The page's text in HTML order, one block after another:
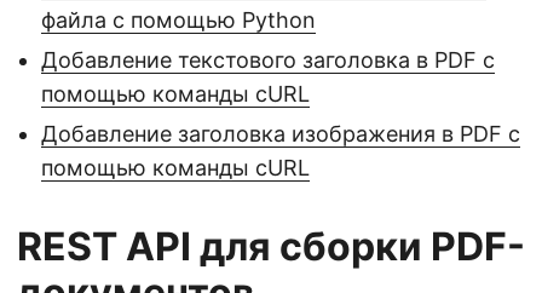
файла с помощью Python
Добавление текстового заголовка в PDF с
помощью команды cURL
Добавление заголовка изображения в PDF с
помощью команды cURL
REST API для сборки PDF-